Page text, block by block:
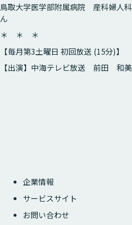
鳥取大学医学部附属病院 産科婦
ん
＊ ＊ ＊
【毎月第3土曜日 初回放送 (15分)】
【出演】中海テレビ放送 前田 和美
企業情報
サービスサイト
お問い合わせ